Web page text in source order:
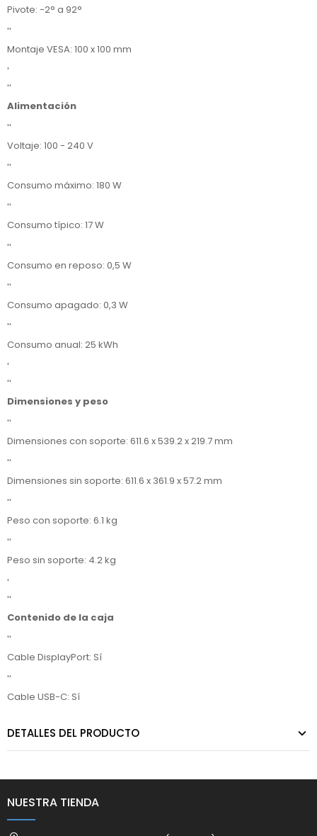
Pivote: -2° a 92°
''
Montaje VESA: 100 x 100 mm
'
''
Alimentación
''
Voltaje: 100 - 240 V
''
Consumo máximo: 180 W
''
Consumo típico: 17 W
''
Consumo en reposo: 0,5 W
''
Consumo apagado: 0,3 W
''
Consumo anual: 25 kWh
'
''
Dimensiones y peso
''
Dimensiones con soporte: 611.6 x 539.2 x 219.7 mm
''
Dimensiones sin soporte: 611.6 x 361.9 x 57.2 mm
''
Peso con soporte: 6.1 kg
''
Peso sin soporte: 4.2 kg
'
''
Contenido de la caja
''
Cable DisplayPort: Sí
''
Cable USB-C: Sí
DETALLES DEL PRODUCTO
NUESTRA TIENDA